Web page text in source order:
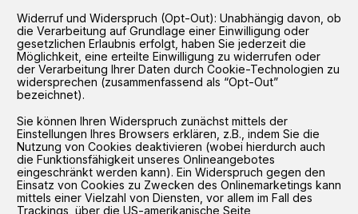
Widerruf und Widerspruch (Opt-Out): Unabhängig davon, ob
die Verarbeitung auf Grundlage einer Einwilligung oder
gesetzlichen Erlaubnis erfolgt, haben Sie jederzeit die
Möglichkeit, eine erteilte Einwilligung zu widerrufen oder
der Verarbeitung Ihrer Daten durch Cookie-Technologien zu
widersprechen (zusammenfassend als “Opt-Out”
bezeichnet).
Sie können Ihren Widerspruch zunächst mittels der
Einstellungen Ihres Browsers erklären, z.B., indem Sie die
Nutzung von Cookies deaktivieren (wobei hierdurch auch
die Funktionsfähigkeit unseres Onlineangebotes
eingeschränkt werden kann). Ein Widerspruch gegen den
Einsatz von Cookies zu Zwecken des Onlinemarketings kann
mittels einer Vielzahl von Diensten, vor allem im Fall des
Trackings, über die US-amerikanische Seite